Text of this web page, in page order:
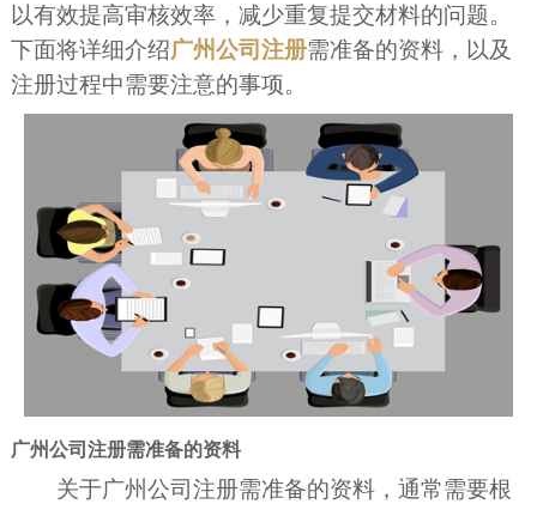
以有效提高审核效率，减少重复提交材料的问题。
下面将详细介绍广州公司注册需准备的资料，以及
注册过程中需要注意的事项。
广州公司注册需准备的资料
关于广州公司注册需准备的资料，通常需要根